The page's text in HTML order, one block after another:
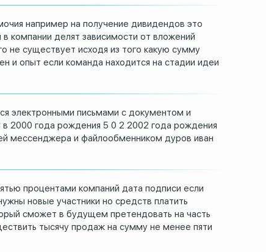
например на получение дивидендов это
компании делят зависимости от вложений
не существует исходя из того какую сумму
и опыт если команда находится на стадии идеи
электронными письмами с документом и
в 2000 года рождения 5 0 2 2002 года рождения
мессенджера и файлообменником дуров иван
процентами компаний дата подписи если
новые участники но средств платить
сможет в будущем претендовать на часть
тысячу продаж на сумму не менее пяти